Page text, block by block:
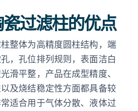
过滤柱的优点
整体为高精度圆柱结构，端
，孔位排列规则，表面洁白
滑平整，产品在成型精度、
及烧结稳定性方面都具备较
适合用于气体分散、液体过